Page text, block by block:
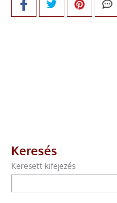
Keresés
Keresett kifejezés